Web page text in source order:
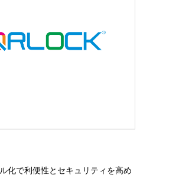
化で利便性とセキュリティを高め